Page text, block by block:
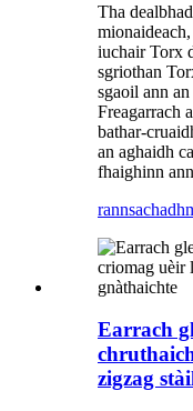
Tha
iuchair Torx
sgriothan
sgaoil ann
Freagarrach
bathar-
an aghaidh
fhaighinn
rannsachadh
Earrach
zigzag